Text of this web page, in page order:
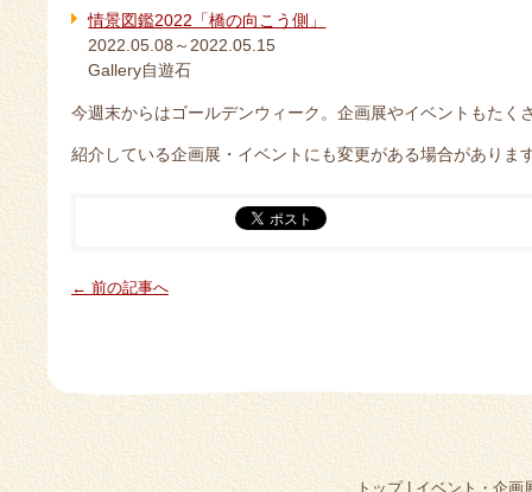
情景図鑑2022「橋の向こう側」
2022.05.08～2022.05.15
Gallery自遊石
今週末からはゴールデンウィーク。企画展やイベントもたく
紹介している企画展・イベントにも変更がある場合がありま
← 前の記事へ
トップ|イベント・企画